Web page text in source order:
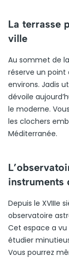
La terrasse
ville
Au sommet de
réserve un point
environs. Jadis
dévoile
le moderne.
les clochers
Méditerranée.
instruments
Depuis le XVIIIe
observatoire
Cet espace a
étudier
Vous pourrez